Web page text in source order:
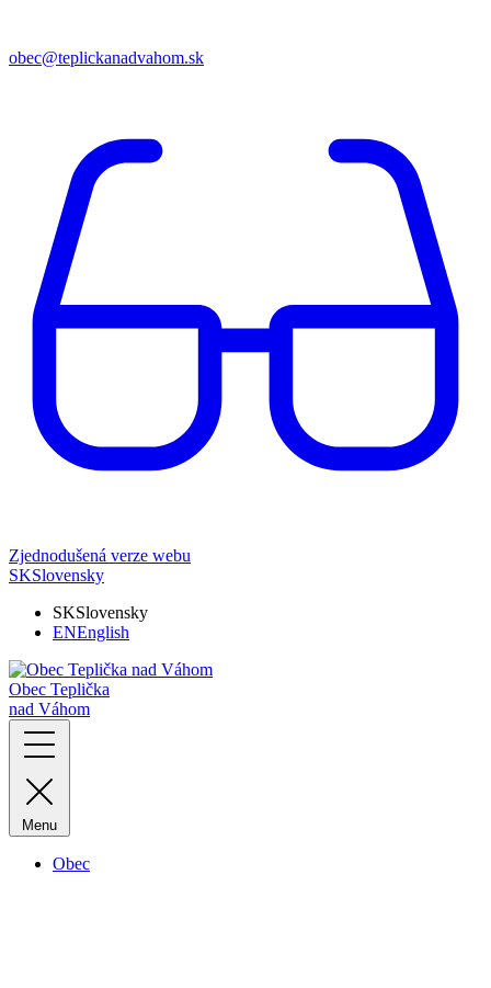
obec@teplickanadvahom.sk
Zjednodušená verze webu
SKSlovensky
SKSlovensky
ENEnglish
Obec Teplička
nad Váhom
Menu
Obec